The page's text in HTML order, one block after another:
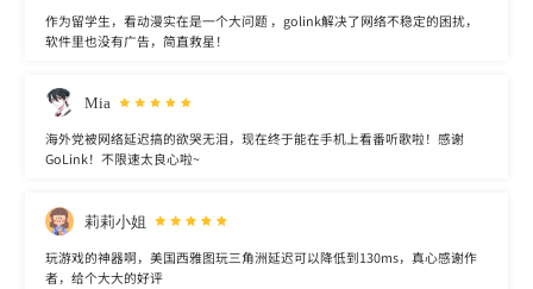
作为留学生，看动漫实在是一个大问题 ，golink解决了网络不稳定的困扰，
软件里也没有广告，简直救星！
Mia
海外党被网络延迟搞的欲哭无泪，现在终于能在手机上看番听歌啦！感谢
GoLink！不限速太良心啦~
莉莉小姐
玩游戏的神器啊，美国西雅图玩三角洲延迟可以降低到130ms，真心感谢作
者，给个大大的好评